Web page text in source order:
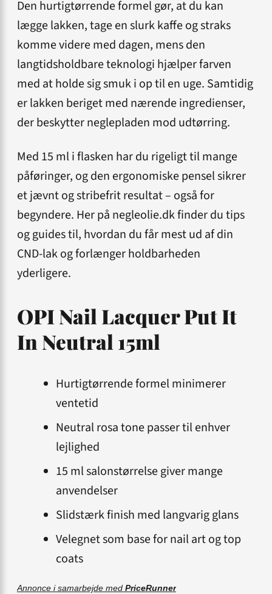
Den hurtigtørrende formel gør, at du kan
lægge lakken, tage en slurk kaffe og straks
komme videre med dagen, mens den
langtidsholdbare teknologi hjælper farven
med at holde sig smuk i op til en uge. Samtidig
er lakken beriget med nærende ingredienser,
der beskytter neglepladen mod udtørring.
Med 15 ml i flasken har du rigeligt til mange
påføringer, og den ergonomiske pensel sikrer
et jævnt og stribefrit resultat – også for
begyndere. Her på negleolie.dk finder du tips
og guides til, hvordan du får mest ud af din
CND-lak og forlænger holdbarheden
yderligere.
OPI Nail Lacquer Put It
In Neutral 15ml
Hurtigtørrende formel minimerer
ventetid
Neutral rosa tone passer til enhver
lejlighed
15 ml salonstørrelse giver mange
anvendelser
Slidstærk finish med langvarig glans
Velegnet som base for nail art og top
coats
Annonce i samarbejde med PriceRunner